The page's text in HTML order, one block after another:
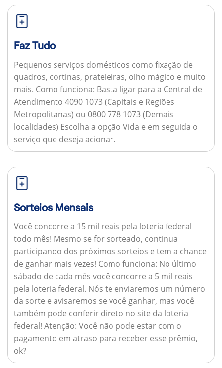
Faz Tudo
Pequenos serviços domésticos como fixação de
quadros, cortinas, prateleiras, olho mágico e muito
mais. Como funciona: Basta ligar para a Central de
Atendimento 4090 1073 (Capitais e Regiões
Metropolitanas) ou 0800 778 1073 (Demais
localidades) Escolha a opção Vida e em seguida o
serviço que deseja acionar.
Sorteios Mensais
Você concorre a 15 mil reais pela loteria federal
todo mês! Mesmo se for sorteado, continua
participando dos próximos sorteios e tem a chance
de ganhar mais vezes! Como funciona: No último
sábado de cada mês você concorre a 5 mil reais
pela loteria federal. Nós te enviaremos um número
da sorte e avisaremos se você ganhar, mas você
também pode conferir direto no site da loteria
federal! Atenção: Você não pode estar com o
pagamento em atraso para receber esse prêmio,
ok?